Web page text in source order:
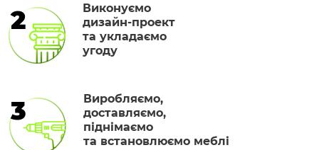
2
Виконуємо
дизайн-проект
та укладаємо
угоду
3
Виробляємо,
доставляємо,
піднімаємо
та встановлюємо меблі